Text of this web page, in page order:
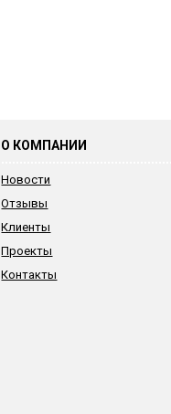
О КОМПАНИИ
Новости
Отзывы
Клиенты
Проекты
Контакты